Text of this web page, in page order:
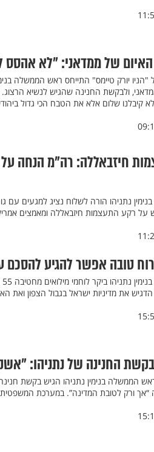
של ממדאני: ״לא אהסס
"הניו יורק טיימס" התייחס ראש הממשלה
ממדאני, ולבקשת החנינה שהגיש לנשיא
קיבלנו שלום אלא את הטבח הכי גדול
חיזבאללה: רה"מ הנחה
נתניהו הורה לשלוח נציג למגעים עם
רקע התעצמות חיזבאללה ומאמצים
טובה אפשר להגיע להסכם
את מדיניות ישראל בגבול הצפון ואת
החנינה של נתניהו:
הממשלה בנימין נתניהו הגיש בקשת
“אך ורק לטובת המדינה”. במערכת